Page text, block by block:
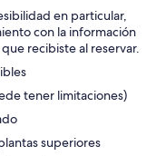
en particular,
con la información
recibiste al reservar.
tener limitaciones)
superiores